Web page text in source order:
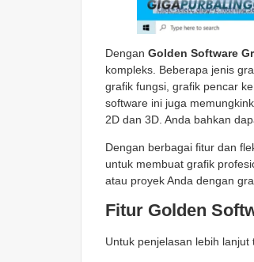
Dengan Golden Software
kompleks. Beberapa jenis
grafik fungsi, grafik pencar
software ini juga
2D dan 3D. Anda bahkan
Dengan berbagai fitur dan
untuk membuat grafik
atau proyek Anda dengan
Fitur Golden
Untuk penjelasan lebih